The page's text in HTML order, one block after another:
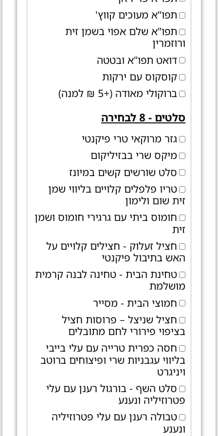
תפו"א מעוכים קווץ'
תפו"א שלם אפוי בשמן זית
ורוזמרין
דואט תפו"א ובטטה
קוסקוס עם ירקות
ברוקולי מאודה (+5 ₪ למנה)
סלטים - 8 לבחירה
גזר מרוקאי טרי פיקנטי
מיקס שרי בבזיליקום
סלט שורשים קשים במיונז
טריו פלפלים קלויים בליווי שמן
זית שום ולימון
חומוס ביתי עם גרגירי חומוס ושמן
זית
חציל זעלוק - חצילים קלויים על
האש בתיבול פיקנטי
טחינת הבית - טחינה לבנה קרמית
מושלמת
חמוצי הבית - מסייר
חציל שניצל – פרוסות חציל
בציפוי פירורי לחם מתובלים
חסה כפרית טרייה עם עלי בייבי
בליווי עגבניות שרי ופיצוחים ברוטב
ויניגרט
סלט השף - בורגול רענן עם עלי
פטרוזיליה ונענע
טבולה רענן עם עלי פטרוזיליה
ונענע